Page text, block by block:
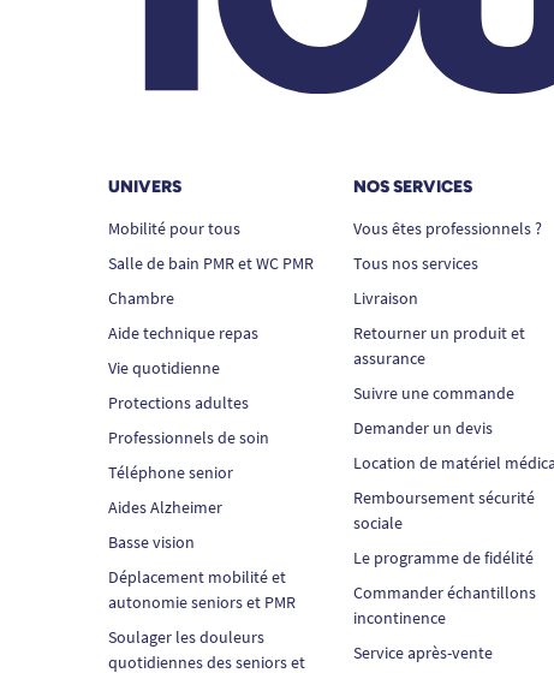
UNIVERS
Mobilité pour tous
Salle de bain PMR et WC PMR
Chambre
Aide technique repas
Vie quotidienne
Protections adultes
Professionnels de soin
Téléphone senior
Aides Alzheimer
Basse vision
Déplacement mobilité et
autonomie seniors et PMR
Soulager les douleurs
quotidiennes des seniors et
NOS SERVICES
Vous êtes professionnels ?
Tous nos services
Livraison
Retourner un produit et
assurance
Suivre une commande
Demander un devis
Location de matériel
Remboursement sécurité
sociale
Le programme de fidélité
Commander échantillons
incontinence
Service après-vente